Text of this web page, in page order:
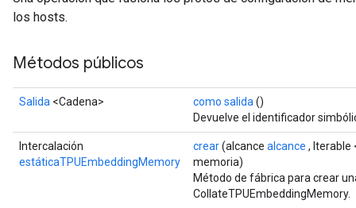
los hosts.
Métodos públicos
Salida <Cadena> como salida ()
Devuelve el identificador
Intercalación
estáticaTPUEmbeddingMemory
crear(alcance alcance , Iterable
memoria)
Método de fábrica para crear
CollateTPUEmbeddingMemory.